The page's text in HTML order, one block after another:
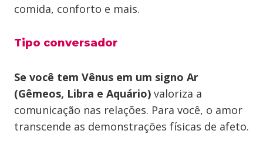
comida, conforto e mais.
Tipo conversador
Se você tem Vênus em um signo Ar
(Gêmeos, Libra e Aquário) valoriza a
comunicação nas relações. Para você, o amor
transcende as demonstrações físicas de afeto.